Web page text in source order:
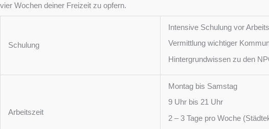
vier Wochen deiner Freizeit zu opfern.
Schulung
Intensive Schulung vor
Vermittlung wichtiger
Hintergrundwissen zu den
Arbeitszeit
Montag bis Samstag
9 Uhr bis 21 Uhr
2 – 3 Tage pro Woche